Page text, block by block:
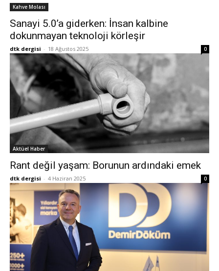
Kahve Molası
Sanayi 5.0’a giderken: İnsan kalbine
dokunmayan teknoloji körleşir
dtk dergisi - 18 Ağustos 2025 0
Aktüel Haber
Rant değil yaşam: Borunun ardındaki emek
dtk dergisi - 4 Haziran 2025 0